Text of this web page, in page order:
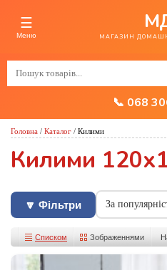
☰
Меню МАГАЗИН
📞 068
Головна / Каталог / Килими
Килими
🔽 Фільтри
Списком Зображеннями